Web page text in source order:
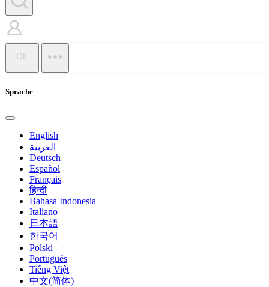
DE
Sprache
English
العربية
Deutsch
Español
Français
हिन्दी
Bahasa Indonesia
Italiano
日本語
한국어
Polski
Português
Tiếng Việt
中文(简体)